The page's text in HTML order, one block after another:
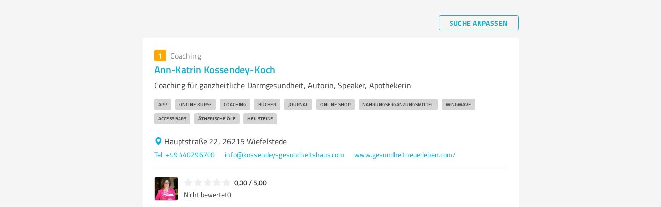
SUCHE ANPASSEN
1 Coaching
Ann-Katrin Kossendey-Koch
Coaching für ganzheitliche Darmgesundheit, Autorin, Speaker, Apothekerin
APP ONLINE KURSE COACHING BÜCHER JOURNAL ONLINE SHOP NAHRUNGSERGÄNZUNGSMITTEL WINGWAVE
ACCESS BARS ÄTHERISCHE ÖLE HEILSTEINE
Hauptstraße 22, 26215 Wiefelstede
Tel. +49 440296700 info@kossendeysgesundheitshaus.com www.gesundheitneuerleben.com/
0,00 / 5,00
Nicht bewertet0